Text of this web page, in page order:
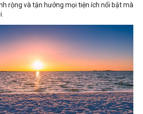
rộng và tận hưởng mọi tiện ích nổi bật mà